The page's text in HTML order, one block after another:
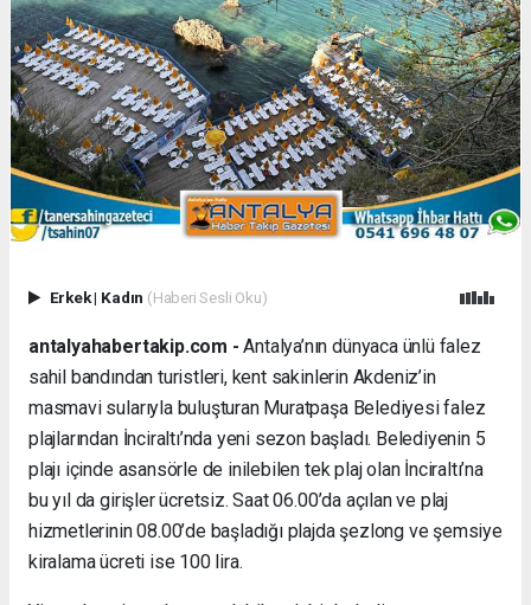
Erkek| Kadın (Haberi Sesli Oku)
antalyahabertakip.com - Antalya’nın dünyaca ünlü falez
sahil bandından turistleri, kent sakinlerin Akdeniz’in
masmavi sularıyla buluşturan Muratpaşa Belediyesi falez
plajlarından İnciraltı’nda yeni sezon başladı. Belediyenin 5
plajı içinde asansörle de inilebilen tek plaj olan İnciraltı’na
bu yıl da girişler ücretsiz. Saat 06.00’da açılan ve plaj
hizmetlerinin 08.00’de başladığı plajda şezlong ve şemsiye
kiralama ücreti ise 100 lira.